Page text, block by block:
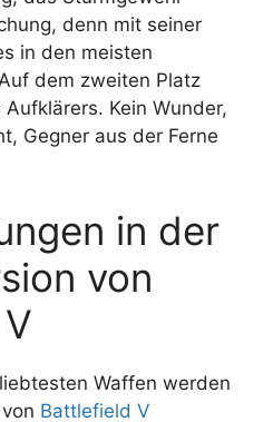
denn mit seiner
in den meisten
dem zweiten Platz
Kein Wunder,
Gegner aus der Ferne
in der
von
Waffen werden
Battlefield V